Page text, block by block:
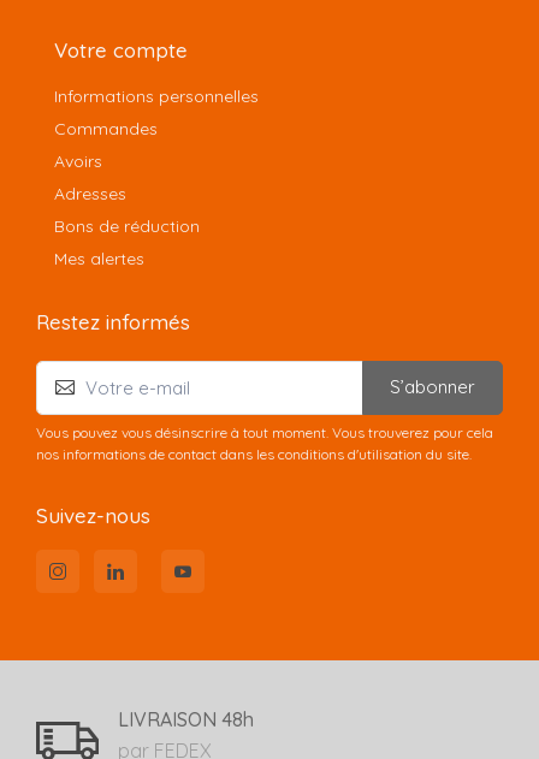
Votre compte
Informations personnelles
Commandes
Avoirs
Adresses
Bons de réduction
Mes alertes
Restez informés
S’abonner
Vous pouvez vous désinscrire à tout moment. Vous trouverez pour cela
nos informations de contact dans les conditions d'utilisation du site.
Suivez-nous
LIVRAISON 48h
par FEDEX